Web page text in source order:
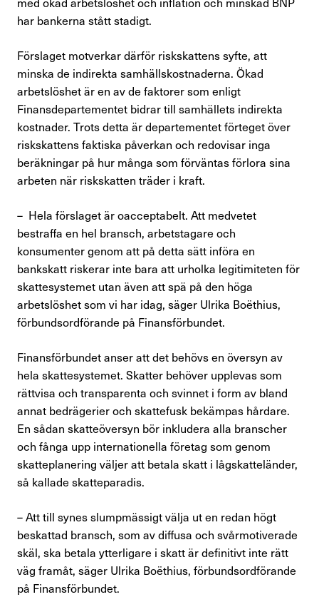
Logga in
har bankerna stått stadigt.
Förslaget motverkar därför riskskattens syfte, att
minska de indirekta samhällskostnaderna. Ökad
arbetslöshet är en av de faktorer som enligt
Finansdepartementet bidrar till samhällets indirekta
kostnader. Trots detta är departementet förteget över
riskskattens faktiska påverkan och redovisar inga
beräkningar på hur många som förväntas förlora sina
arbeten när riskskatten träder i kraft.
– Hela förslaget är oacceptabelt. Att medvetet
bestraffa en hel bransch, arbetstagare och
konsumenter genom att på detta sätt införa en
bankskatt riskerar inte bara att urholka legitimiteten för
skattesystemet utan även att spä på den höga
arbetslöshet som vi har idag, säger Ulrika Boëthius,
förbundsordförande på Finansförbundet.
Finansförbundet anser att det behövs en översyn av
hela skattesystemet. Skatter behöver upplevas som
rättvisa och transparenta och svinnet i form av bland
annat bedrägerier och skattefusk bekämpas hårdare.
En sådan skatteöversyn bör inkludera alla branscher
och fånga upp internationella företag som genom
skatteplanering väljer att betala skatt i lågskatteländer,
så kallade skatteparadis.
– Att till synes slumpmässigt välja ut en redan högt
beskattad bransch, som av diffusa och svårmotiverade
skäl, ska betala ytterligare i skatt är definitivt inte rätt
väg framåt, säger Ulrika Boëthius, förbundsordförande
på Finansförbundet.